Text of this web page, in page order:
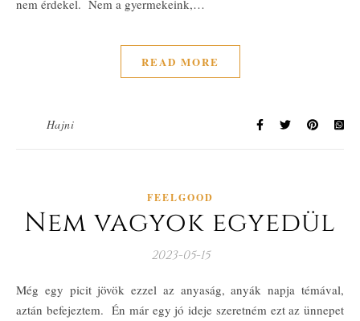
nem érdekel. Nem a gyermekeink,…
READ MORE
Hajni
FEELGOOD
Nem vagyok egyedül
2023-05-15
Még egy picit jövök ezzel az anyaság, anyák napja témával,
aztán befejeztem. Én már egy jó ideje szeretném ezt az ünnepet